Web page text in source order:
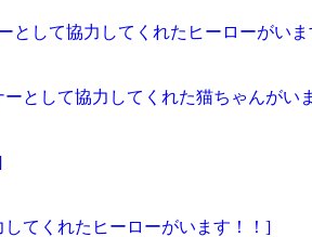
として協力してくれたヒーローがい
ーとして協力してくれた猫ちゃんがい
してくれたヒーローがいます！！]